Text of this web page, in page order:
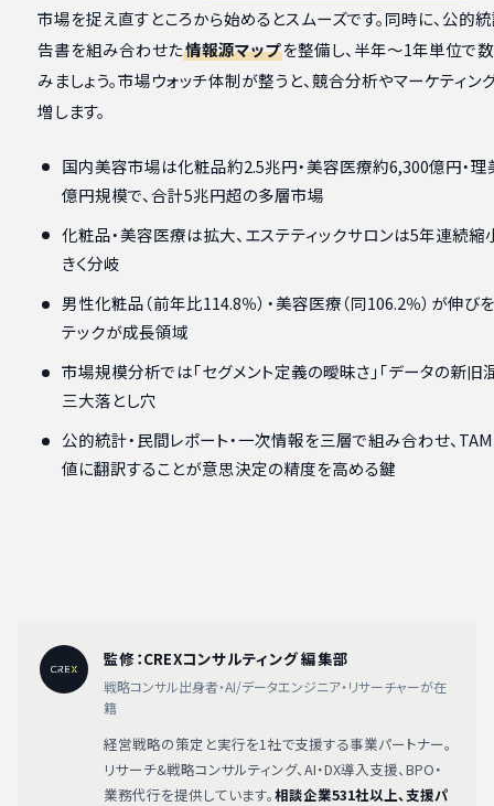
市場を捉え直すところから始めるとスムーズです。同時に、公的
告書を組み合わせた情報源マップを整備し、半年〜1年単位で
みましょう。市場ウォッチ体制が整うと、競合分析やマーケティ
増します。
国内美容市場は化粧品約2.5兆円・美容医療約6,300億円・理
億円規模で、合計5兆円超の多層市場
化粧品・美容医療は拡大、エステティックサロンは5年連続縮
きく分岐
男性化粧品（前年比114.8％）・美容医療（同106.2％）が伸び
テックが成長領域
市場規模分析では「セグメント定義の曖昧さ」「データの新旧
三大落とし穴
公的統計・民間レポート・一次情報を三層で組み合わせ、
値に翻訳することが意思決定の精度を高める鍵
監修：CREXコンサルティング 編集部
戦略コンサル出身者・AI/データエンジニア・リサーチャーが在
籍
経営戦略の策定と実行を1社で支援する事業パートナー。
リサーチ&戦略コンサルティング、AI・DX導入支援、BPO・
業務代行を提供しています。相談企業531社以上、支援パ